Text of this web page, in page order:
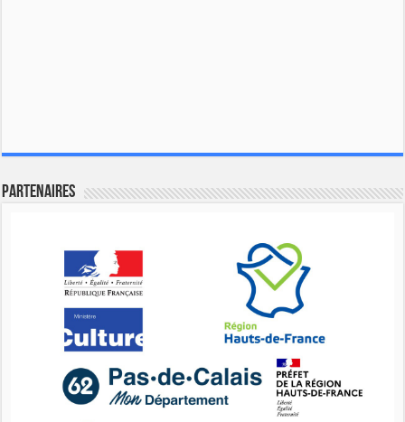
Partenaires